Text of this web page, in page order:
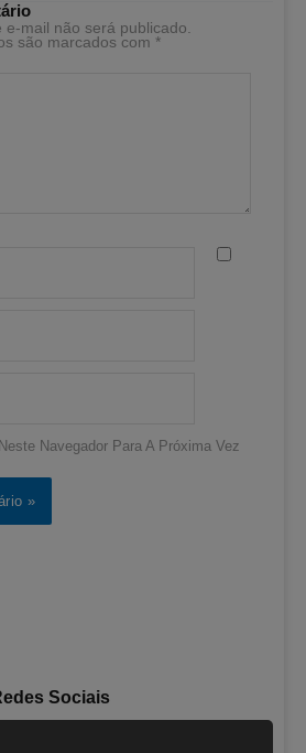
e-mail não será publicado.
são marcados com *
Navegador Para A Próxima Vez
Sociais